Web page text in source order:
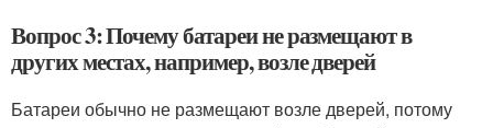
Вопрос 3: Почему батареи не размещают в
других местах, например, возле дверей
Батареи обычно не размещают возле дверей, потому